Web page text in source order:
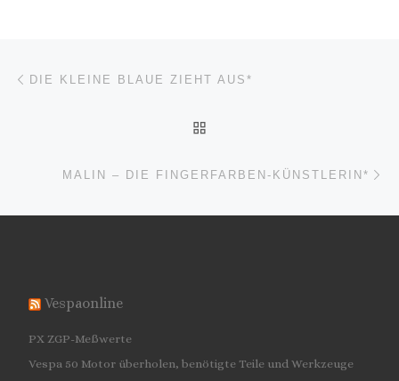
Beitragsnavigation
DIE KLEINE BLAUE ZIEHT AUS*
MALIN – DIE FINGERFARBEN-KÜNSTLERIN*
Vespaonline
PX ZGP-Meßwerte
Vespa 50 Motor überholen, benötigte Teile und Werkzeuge